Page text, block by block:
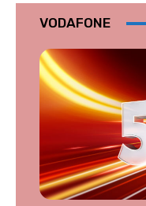
VODAFONE